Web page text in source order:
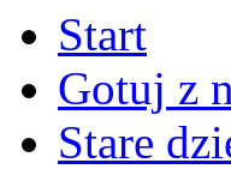
Start
Gotuj z
Stare